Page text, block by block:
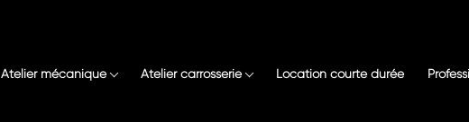
Atelier mécanique Atelier carrosserie Location courte durée